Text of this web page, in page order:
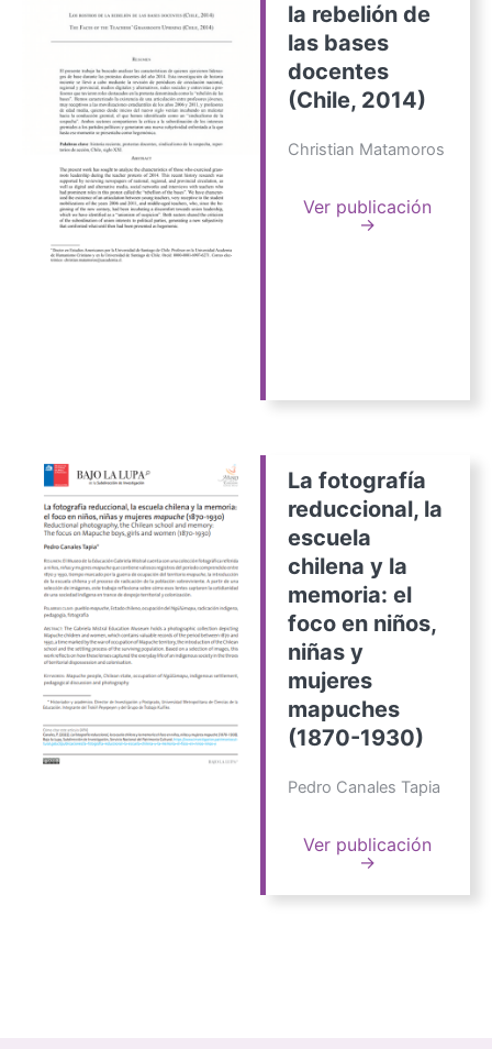
la rebelión de
las bases
docentes
(Chile, 2014)
Christian Matamoros
Ver publicación
→
La fotografía
reduccional, la
escuela
chilena y la
memoria: el
foco en niños,
niñas y
mujeres
mapuches
(1870-1930)
Pedro Canales Tapia
Ver publicación
→